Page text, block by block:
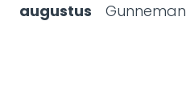
augustus Gunneman